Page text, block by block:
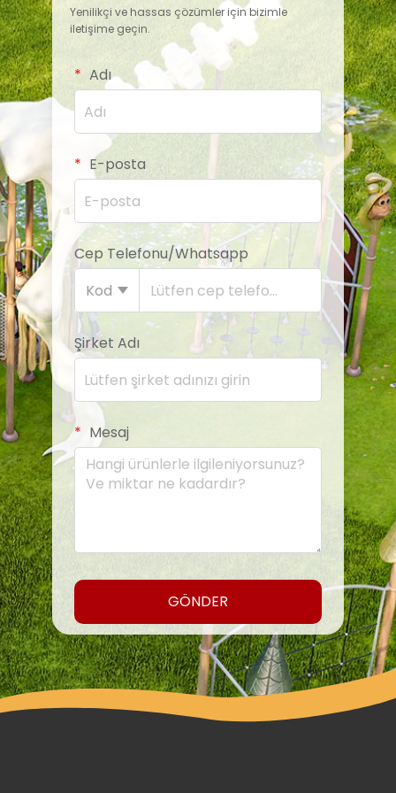
Yenilikçi ve hassas çözümler için bizimle
iletişime geçin.
Adı
E-posta
Cep Telefonu/Whatsapp
Kod
Şirket Adı
Mesaj
GÖNDER